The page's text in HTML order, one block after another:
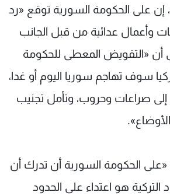
إن على الحكومة السورية توقع «رد
وأعمال عدائية من قبل الجانب
أن «التفويض المعطى للحكومة
سوف تهاجم سوريا اليوم أو غدا،
إلى صراعات وحروب، وتأمل تجنيب
الحكومة السورية أن تدرك أن
التركية هو اعتداء على الحدود